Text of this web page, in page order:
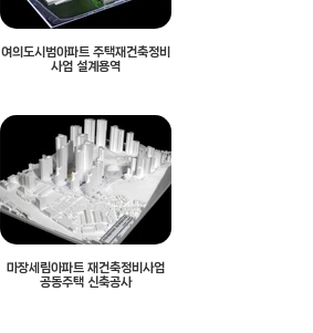
여의도시범아파트 주택재건축정비
사업 설계용역
마장세림아파트 재건축정비사업
공동주택 신축공사